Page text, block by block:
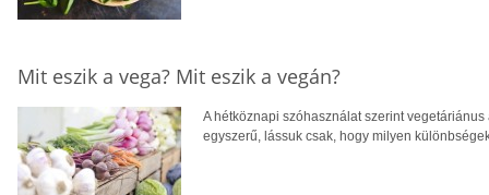
Mit eszik a vega? Mit eszik a vegán?
A hétköznapi szóhasználat szerint
egyszerű, lássuk csak, hogy milyen